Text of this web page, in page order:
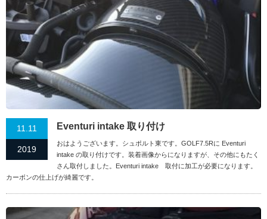
11.11
2019
Eventuri intake 取り付け
おはようございます。シュポルト東です。GOLF7.5Rに Eventuri
intake の取り付けです。装着画像からになりますが、その他にもたく
さん取付しました。Eventuri intake 取付に加工が必要になります。
カーボンの仕上げが綺麗です。